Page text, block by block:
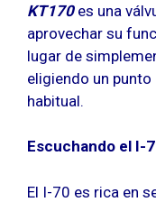
KT170es una
aprovechar su
lugar de
eligiendo un
habitual.
Escuchando el I-
El I-70 es rica en